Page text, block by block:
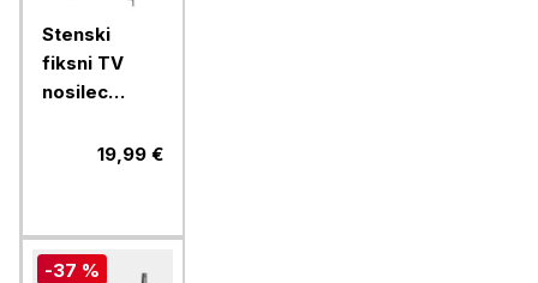
Stenski
fiksni TV
nosilec
MANHATTAN,
tanek
19,99 €
-37 %